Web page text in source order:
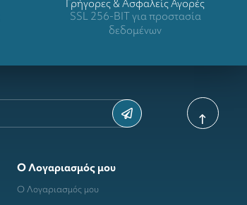
Γρήγορες & Ασφαλείς Αγορές
SSL 256-BIT για προστασία
δεδομένων
Ο Λογαριασμός μου
Ο Λογαριασμός μου